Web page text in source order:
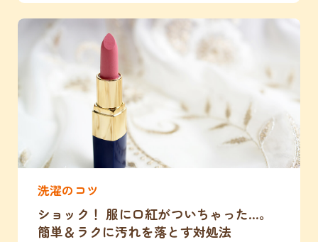
洗濯のコツ
ショック！ 服に口紅がついちゃった…。
簡単＆ラクに汚れを落とす対処法